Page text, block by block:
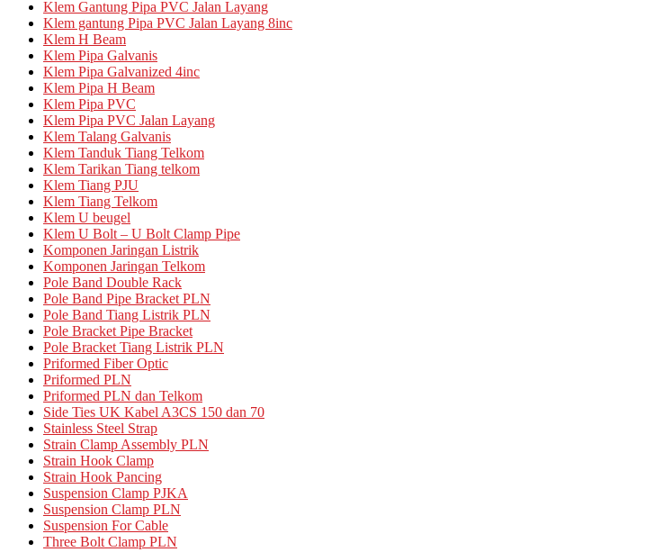
Klem Gantung Pipa PVC Jalan Layang
Klem gantung Pipa PVC Jalan Layang 8inc
Klem H Beam
Klem Pipa Galvanis
Klem Pipa Galvanized 4inc
Klem Pipa H Beam
Klem Pipa PVC
Klem Pipa PVC Jalan Layang
Klem Talang Galvanis
Klem Tanduk Tiang Telkom
Klem Tarikan Tiang telkom
Klem Tiang PJU
Klem Tiang Telkom
Klem U beugel
Klem U Bolt – U Bolt Clamp Pipe
Komponen Jaringan Listrik
Komponen Jaringan Telkom
Pole Band Double Rack
Pole Band Pipe Bracket PLN
Pole Band Tiang Listrik PLN
Pole Bracket Pipe Bracket
Pole Bracket Tiang Listrik PLN
Priformed Fiber Optic
Priformed PLN
Priformed PLN dan Telkom
Side Ties UK Kabel A3CS 150 dan 70
Stainless Steel Strap
Strain Clamp Assembly PLN
Strain Hook Clamp
Strain Hook Pancing
Suspension Clamp PJKA
Suspension Clamp PLN
Suspension For Cable
Three Bolt Clamp PLN